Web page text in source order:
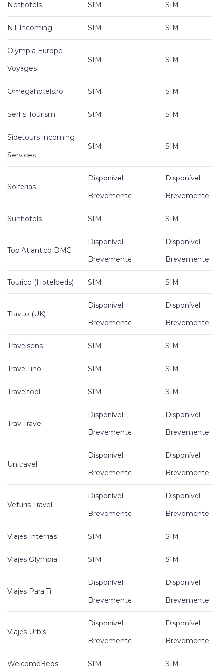
Nethotels SIM SIM
NT Incoming SIM SIM
Olympia Europe –
Voyages
SIM SIM
Omegahotels.ro SIM SIM
Serhs Tourism SIM SIM
Sidetours Incoming
Services
SIM SIM
Solferias
Disponível
Brevemente
Disponível
Brevemente
Sunhotels SIM SIM
Top Atlantico DMC
Disponível
Brevemente
Disponível
Brevemente
Tourico (Hotelbeds) SIM SIM
Travco (UK)
Disponível
Brevemente
Disponível
Brevemente
Travelsens SIM SIM
TravelTino SIM SIM
Traveltool SIM SIM
Trav Travel
Disponível
Brevemente
Disponível
Brevemente
Unitravel
Disponível
Brevemente
Disponível
Brevemente
Veturis Travel
Disponível
Brevemente
Disponível
Brevemente
Viajes Interrias SIM SIM
Viajes Olympia SIM SIM
Viajes Para Ti
Disponível
Brevemente
Disponível
Brevemente
Viajes Urbis
Disponível
Brevemente
Disponível
Brevemente
WelcomeBeds SIM SIM